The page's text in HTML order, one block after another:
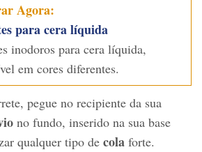
Agora:
para cera líquida
inodoros para cera líquida,
em cores diferentes.
pegue no recipiente da sua
no fundo, inserido na sua base
qualquer tipo de cola forte.